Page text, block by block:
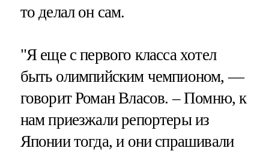
то делал он сам.
"Я еще с первого класса хотел
быть олимпийским чемпионом, —
говорит Роман Власов. – Помню, к
нам приезжали репортеры из
Японии тогда, и они спрашивали